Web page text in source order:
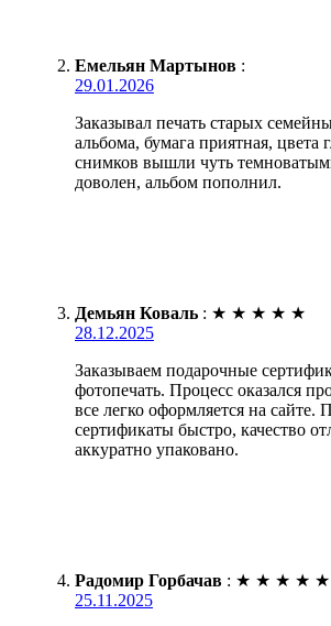
Емельян Мартынов :
29.01.2026
Заказывал печать старых
альбома, бумага приятная, цвета
снимков вышли чуть
доволен, альбом пополнил.
Демьян Коваль : ★ ★ ★ ★ ★
28.12.2025
Заказываем подарочные
фотопечать. Процесс оказался
все легко оформляется на сайте.
сертификаты быстро, качество
аккуратно упаковано.
Радомир Горбачав : ★ ★ ★ ★ ★
25.11.2025